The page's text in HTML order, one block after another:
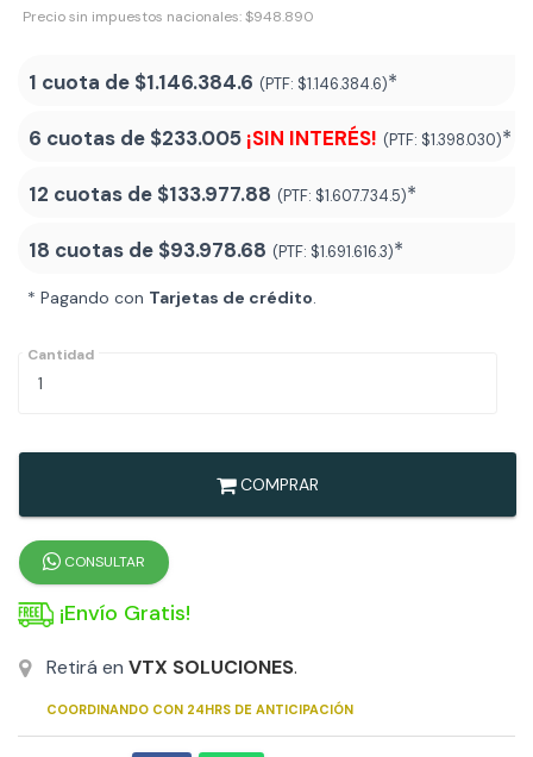
Precio sin impuestos nacionales: $948.890
1 cuota de $1.146.384.6 (PTF: $1.146.384.6)*
6 cuotas de $233.005 ¡SIN INTERÉS! (PTF: $1.398.030)*
12 cuotas de $133.977.88 (PTF: $1.607.734.5)*
18 cuotas de $93.978.68 (PTF: $1.691.616.3)*
* Pagando con Tarjetas de crédito
Cantidad
COMPRAR
CONSULTAR
¡Envío Gratis!
Retirá en VTX SOLUCIONES.
COORDINANDO CON 24HRS DE ANTICIPACIÓN